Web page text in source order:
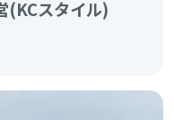
スタイル)